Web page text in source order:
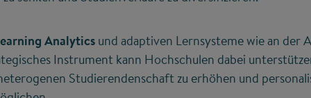
Analytics und adaptiven Lernsysteme wie an der
Instrument kann Hochschulen dabei
Studierendenschaft zu erhöhen und